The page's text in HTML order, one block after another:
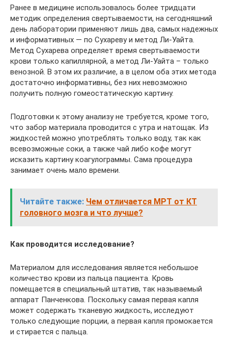
Ранее в медицине использовалось более тридцати
методик определения свертываемости, на сегодняшний
день лаборатории применяют лишь два, самых надежных
и информативных — по Сухареву и метод Ли-Уайта.
Метод Сухарева определяет время свертываемости
крови только капиллярной, а метод Ли-Уайта – только
венозной. В этом их различие, а в целом оба этих метода
достаточно информативны, без них невозможно
получить полную гомеостатическую картину.
Подготовки к этому анализу не требуется, кроме того,
что забор материала проводится с утра и натощак. Из
жидкостей можно употреблять только воду, так как
всевозможные соки, а также чай либо кофе могут
исказить картину коагулограммы. Сама процедура
занимает очень мало времени.
Читайте также: Чем отличается МРТ от КТ
головного мозга и что лучше?
Как проводится исследование?
Материалом для исследования является небольшое
количество крови из пальца пациента. Кровь
помещается в специальный штатив, так называемый
аппарат Панченкова. Поскольку самая первая капля
может содержать тканевую жидкость, исследуют
только следующие порции, а первая капля промокается
и стирается с пальца.